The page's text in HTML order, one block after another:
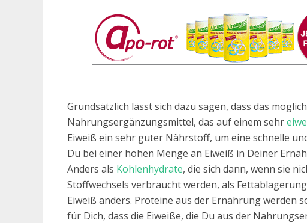
Grundsätzlich lässt sich dazu sagen, dass das
Nahrungsergänzungsmittel, das auf einem sehr
Eiweiß ein sehr guter Nährstoff, um eine schnelle
Du bei einer hohen Menge an Eiweiß in Deiner
Anders als Kohlenhydrate, die sich dann, wenn sie
Stoffwechsels verbraucht werden, als
Eiweiß anders. Proteine aus der Ernährung werden
für Dich, dass die Eiweiße, die Du aus der